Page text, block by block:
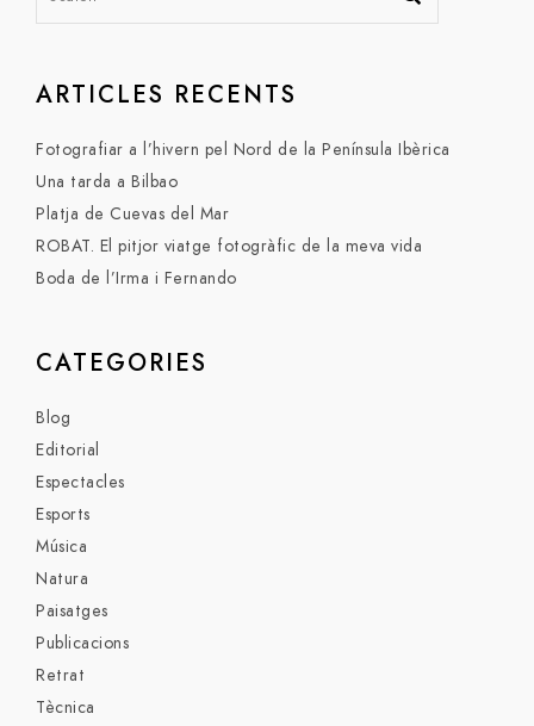
ARTICLES RECENTS
Fotografiar a l’hivern pel Nord de la Península Ibèrica
Una tarda a Bilbao
Platja de Cuevas del Mar
ROBAT. El pitjor viatge fotogràfic de la meva vida
Boda de l’Irma i Fernando
CATEGORIES
Blog
Editorial
Espectacles
Esports
Música
Natura
Paisatges
Publicacions
Retrat
Tècnica